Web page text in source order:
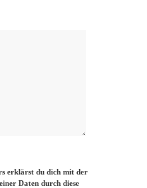
erklärst du dich mit der
Daten durch diese